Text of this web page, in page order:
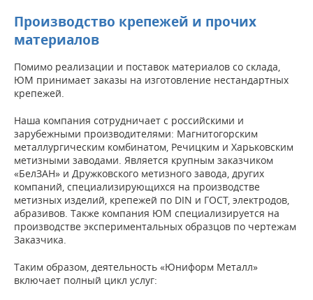
Производство крепежей и прочих
материалов
Помимо реализации и поставок материалов со склада,
ЮМ принимает заказы на изготовление нестандартных
крепежей.
Наша компания сотрудничает с российскими и
зарубежными производителями: Магнитогорским
металлургическим комбинатом, Речицким и Харьковским
метизными заводами. Является крупным заказчиком
«БелЗАН» и Дружковского метизного завода, других
компаний, специализирующихся на производстве
метизных изделий, крепежей по DIN и ГОСТ, электродов,
абразивов. Также компания ЮМ специализируется на
производстве экспериментальных образцов по чертежам
Заказчика.
Таким образом, деятельность «Юниформ Металл»
включает полный цикл услуг: